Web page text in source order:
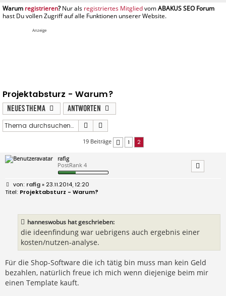
registrieren registriertes Mitglied
Anzeige
Projektabsturz - Warum?
Neues Thema
Antworten
Suche
19 Beiträge Vorherige
1 2
rafig
PostRank 4
B
e
i
rafig» 23.11.2014, 12:20
Projektabsturz - Warum?
hanneswobus hat geschrieben:
die ideenfindung war uebrigens auch ergebnis einer
kosten/nutzen-analyse.
Für die Shop-Software die ich tätig bin muss man kein Geld
bezahlen, natürlich freue ich mich wenn diejenige beim mir
einen Template kauft.